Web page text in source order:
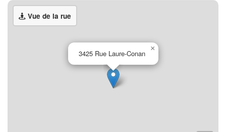
Vue de la rue
3425 Rue Laure-Conan
×